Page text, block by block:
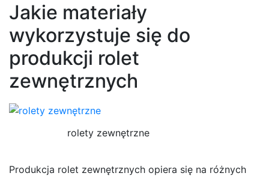
Jakie materiały
wykorzystuje się do
produkcji rolet
zewnętrznych
rolety zewnętrzne
Produkcja rolet zewnętrznych opiera się na różnych